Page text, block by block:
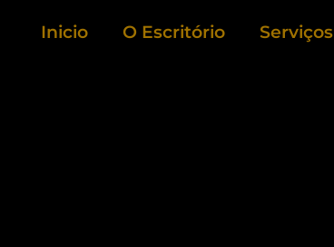
Inicio O Escritório Serviços